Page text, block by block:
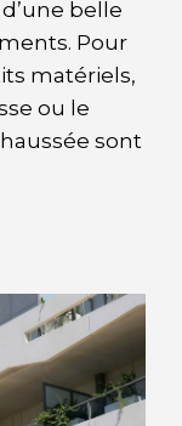
belle
Pour
matériels,
ou le
sont